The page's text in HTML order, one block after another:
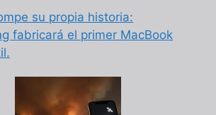
su propia historia:
fabricará el primer MacBook